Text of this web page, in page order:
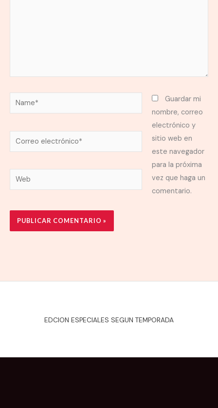
Name*
Correo
electrónico*
Web
Guardar mi
nombre, correo
electrónico y
sitio web en
este navegador
para la próxima
vez que haga un
comentario.
EDCION ESPECIALES SEGUN TEMPORADA